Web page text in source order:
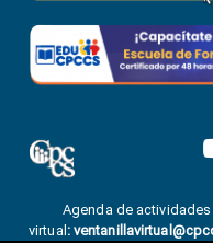
Agenda de actividades
virtual :